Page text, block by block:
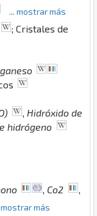
... mostrar más
; Cristales de
, Hidróxido de
hidrógeno
, Co2
,
mostrar más